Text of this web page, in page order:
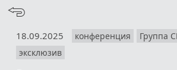
Подписка
18.09.2025 конференция Группа
эксклюзив